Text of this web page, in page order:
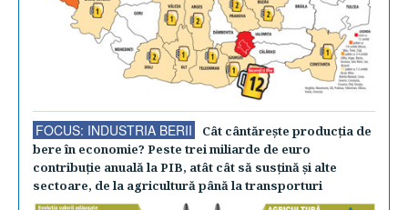
FOCUS: INDUSTRIA BERII
Cât cântăreşte producţia de
bere în economie? Peste trei miliarde de euro
contribuţie anuală la PIB, atât cât să susţină şi alte
sectoare, de la agricultură până la transporturi